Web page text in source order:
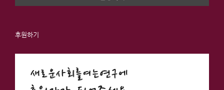
후원하기